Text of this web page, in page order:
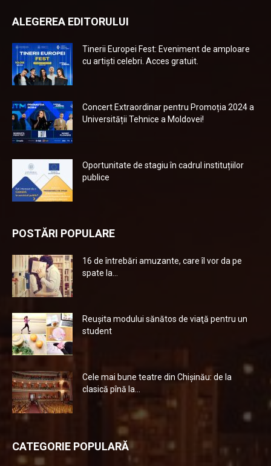
ALEGEREA EDITORULUI
Tinerii Europei Fest: Eveniment de amploare
cu artiști celebri. Acces gratuit.
Concert Extraordinar pentru Promoția 2024 a
Universității Tehnice a Moldovei!
Oportunitate de stagiu în cadrul instituțiilor
publice
POSTĂRI POPULARE
16 de întrebări amuzante, care îl vor da pe
spate la...
Reuşita modului sănătos de viaţă pentru un
student
Cele mai bune teatre din Chişinău: de la
clasică pînă la...
CATEGORIE POPULARĂ